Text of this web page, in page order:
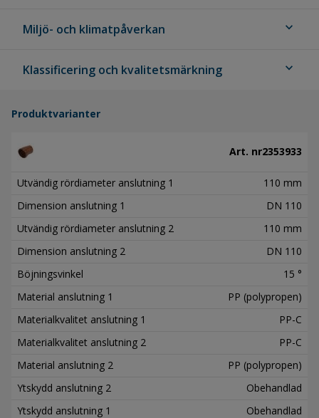
Miljö- och klimatpåverkan expand_more
Klassificering och kvalitetsmärkning expand_more
Produktvarianter
Art. nr2353933
Utvändig rördiameter anslutning 1
110 mm
Dimension anslutning 1
DN 110
Utvändig rördiameter anslutning 2
110 mm
Dimension anslutning 2
DN 110
Böjningsvinkel
15 °
Material anslutning 1
PP (polypropen)
Materialkvalitet anslutning 1
PP-C
Materialkvalitet anslutning 2
PP-C
Material anslutning 2
PP (polypropen)
Ytskydd anslutning 2
Obehandlad
Ytskydd anslutning 1
Obehandlad